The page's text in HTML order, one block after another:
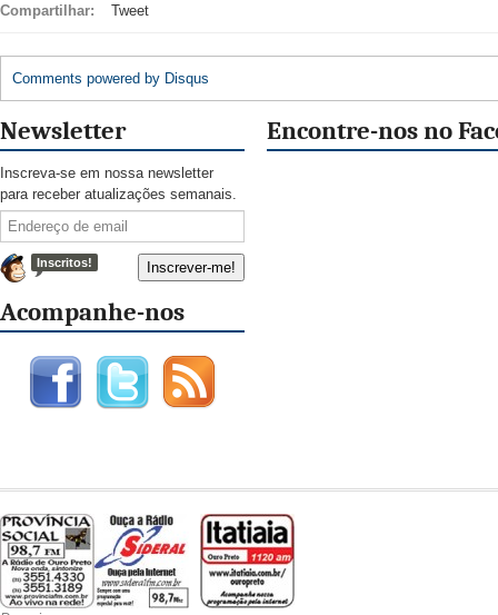
Compartilhar: Tweet
Comments powered by Disqus
Newsletter
Inscreva-se em nossa newsletter
para receber atualizações semanais.
Inscritos!
Acompanhe-nos
Encontre-nos no